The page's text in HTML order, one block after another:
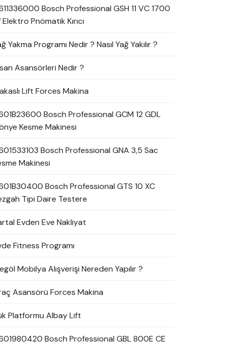
Bosch Professional GSH 11 VC 1700
Elektro Pnömatik Kırıcı
Yakma Programı Nedir ? Nasıl Yağ Yakılır ?
Asansörleri Nedir ?
Lift Forces Makina
Bosch Professional GCM 12 GDL
Kesme Makinesi
Bosch Professional GNA 3,5 Sac
Makinesi
Bosch Professional GTS 10 XC
Tipi Daire Testere
Evden Eve Nakliyat
Fitness Programı
Mobilya Alışverişi Nereden Yapılır ?
Asansörü Forces Makina
Platformu Albay Lift
Bosch Professional GBL 800E CE